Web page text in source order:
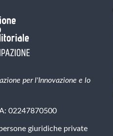
per l'Innovazione e lo
02247870500
giuridiche private